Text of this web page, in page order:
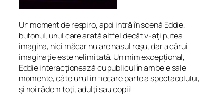
Un moment de respiro, apoi intră în scenă Eddie,
bufonul, unul care arată altfel decât v-aţi putea
imagina, nici măcar nu are nasul roşu, dar a cărui
imaginaţie este nelimitată. Un mim excepţional,
Eddie interacţionează cu publicul în ambele sale
momente, câte unul în fiecare parte a spectacolului,
şi noi râdem toţi, adulţi sau copii!